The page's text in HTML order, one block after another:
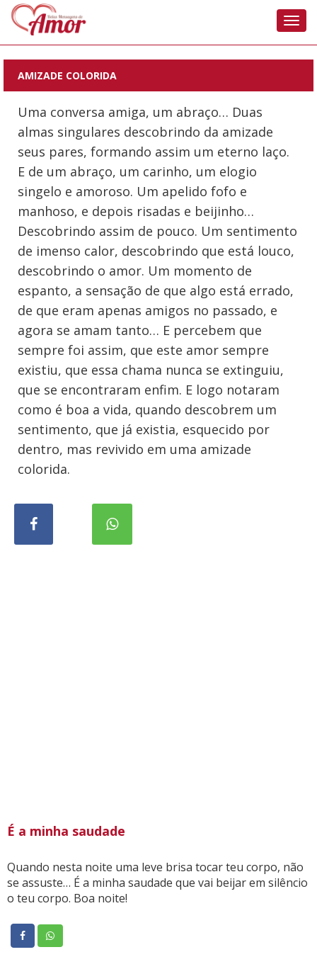
AMIZADE COLORIDA
Uma conversa amiga, um abraço… Duas
almas singulares descobrindo da amizade
seus pares, formando assim um eterno laço.
E de um abraço, um carinho, um elogio
singelo e amoroso. Um apelido fofo e
manhoso, e depois risadas e beijinho…
Descobrindo assim de pouco. Um sentimento
de imenso calor, descobrindo que está louco,
descobrindo o amor. Um momento de
espanto, a sensação de que algo está errado,
de que eram apenas amigos no passado, e
agora se amam tanto… E percebem que
sempre foi assim, que este amor sempre
existiu, que essa chama nunca se extinguiu,
que se encontraram enfim. E logo notaram
como é boa a vida, quando descobrem um
sentimento, que já existia, esquecido por
dentro, mas revivido em uma amizade
colorida.
É a minha saudade
Quando nesta noite uma leve brisa tocar teu corpo, não
se assuste… É a minha saudade que vai beijar em silêncio
o teu corpo. Boa noite!